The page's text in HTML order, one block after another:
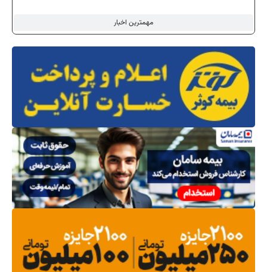
مهمترین اخبار